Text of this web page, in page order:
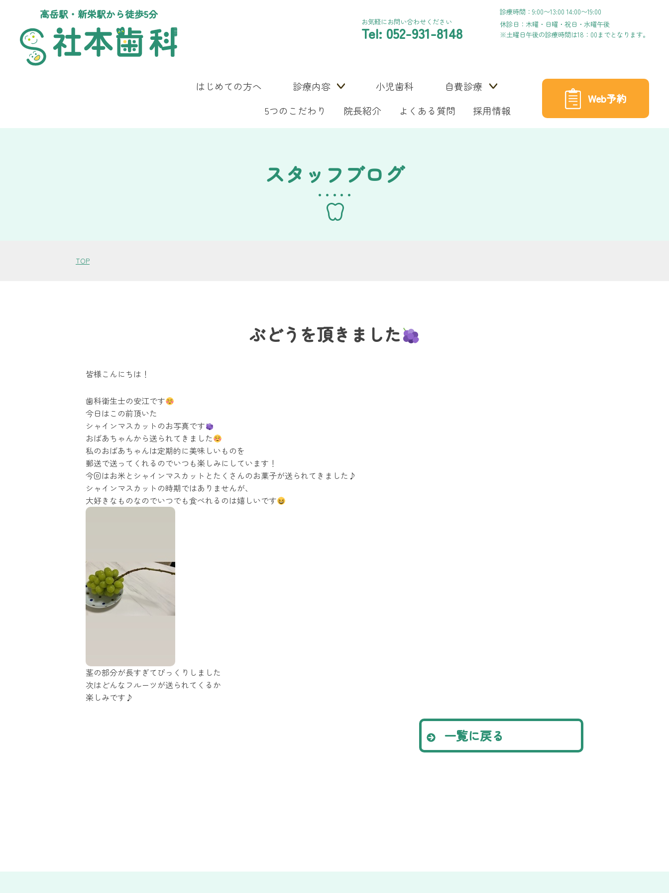
高岳駅・新栄駅から徒歩5分
お気軽にお問い合わせください
Tel: 052-931-8148
診療時間：9:00〜13:00 14:00〜19:00
休診日：木曜・日曜・祝日・水曜午後
※土曜日午後の診療時間は18：00までとなります。
Web予約
はじめての方へ 診療内容 小児歯科
自費診療
5つのこだわり
院長紹介 よくある質問 採用情報
スタッフブログ
TOP
ぶどうを頂きました
皆様こんにちは！
歯科衛生士の安江です
今日はこの前頂いた
シャインマスカットのお写真です
おばあちゃんから送られてきました
私のおばあちゃんは定期的に美味しいものを
郵送で送ってくれるのでいつも楽しみにしています！
今回はお米とシャインマスカットとたくさんのお菓子が送られてきました♪
シャインマスカットの時期ではありませんが、
大好きなものなのでいつでも食べれるのは嬉しいです
茎の部分が長すぎてびっくりしました
次はどんなフルーツが送られてくるか
楽しみです♪
一覧に戻る